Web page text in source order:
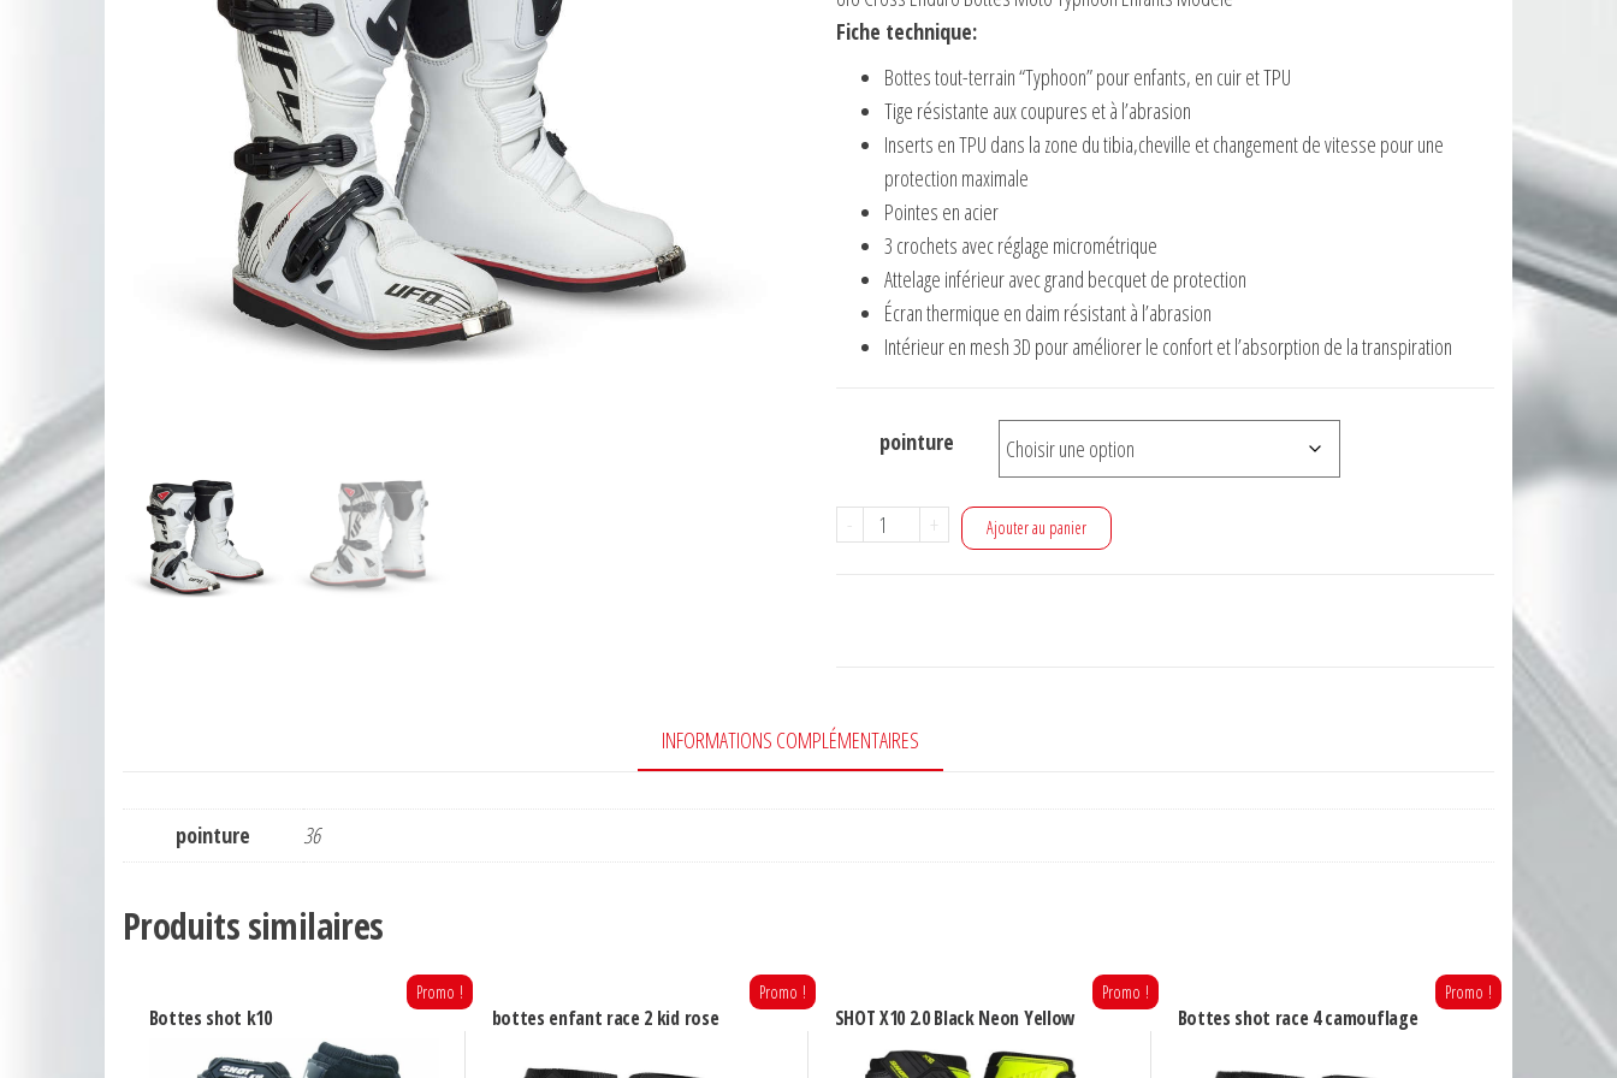
initial
110,00 €.75,00 €.
Fiche technique:
Bottes tout-terrain “Typhoon” pour enfants, en cuir et TPU
Tige résistante aux coupures et à l’abrasion
Inserts en TPU dans la zone du tibia,cheville et changement de vitesse pour une
protection maximale
Pointes en acier
3 crochets avec réglage micrométrique
Attelage inférieur avec grand becquet de protection
Écran thermique en daim résistant à l’abrasion
Intérieur en mesh 3D pour améliorer le confort et l’absorption de la transpiration
pointure
-
quantité
Blanc
+ Ajouter au panier
INFORMATIONS COMPLÉMENTAIRES
pointure 36
Produits similaires
Bottes shot k10
Promo !
bottes enfant race 2 kid rose
Promo !
SHOT X10 2.0 Black Neon Yellow
Promo !
Bottes shot race 4 camouflage
Promo !